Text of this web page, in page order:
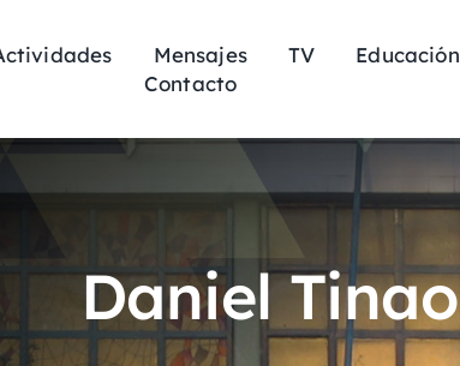
Mensajes TV
Educación
Contacto
Daniel Tinao